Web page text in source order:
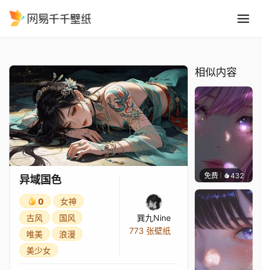
异域国色
0
女神
古风
国风
唯美
浪漫
美少女
巽九Nine
773 张壁纸
相似内容
免费 432辰东